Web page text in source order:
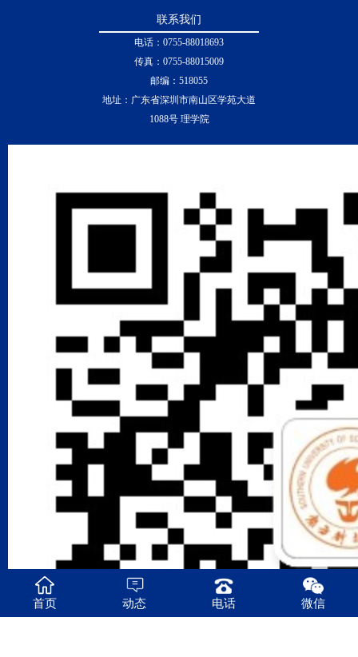
首页 动态 电话 微信
联系我们
电话：0755-88018693
传真：0755-88015009
邮编：518055
地址：广东省深圳市南山区学苑大道
1088号 理学院